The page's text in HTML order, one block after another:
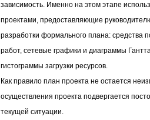
зависимость. Именно на этом этапе
проектами, предоставляющие
разработки формального плана: средства
работ, сетевые графики и диаграммы
гистограммы загрузки ресурсов.
Как правило план проекта не остается
осуществления проекта подвергается
текущей ситуации.